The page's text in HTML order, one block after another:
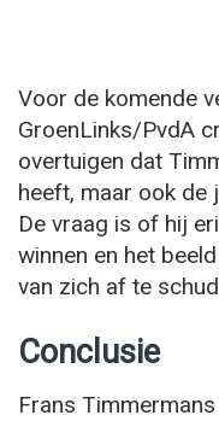
Voor de komende
GroenLinks/PvdA
overtuigen dat
heeft, maar ook de
De vraag is of hij
winnen en het
van zich af te
Conclusie
Frans